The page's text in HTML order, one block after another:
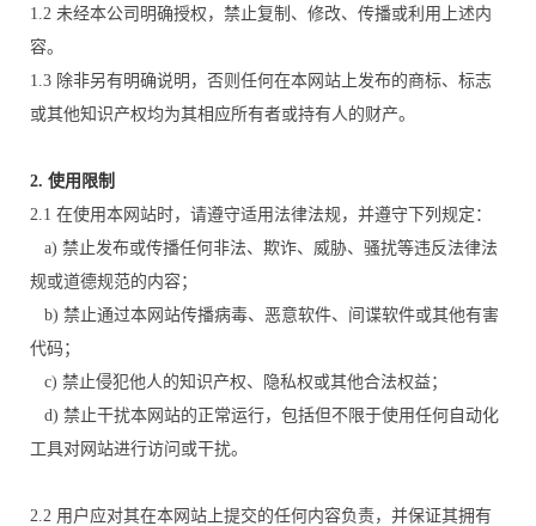
1.2 未经本公司明确授权，禁止复制、修改、传播或利用上述内
容。
1.3 除非另有明确说明，否则任何在本网站上发布的商标、标志
或其他知识产权均为其相应所有者或持有人的财产。
2. 使用限制
2.1 在使用本网站时，请遵守适用法律法规，并遵守下列规定：
a) 禁止发布或传播任何非法、欺诈、威胁、骚扰等违反法律法
规或道德规范的内容；
b) 禁止通过本网站传播病毒、恶意软件、间谍软件或其他有害
代码；
c) 禁止侵犯他人的知识产权、隐私权或其他合法权益；
d) 禁止干扰本网站的正常运行，包括但不限于使用任何自动化
工具对网站进行访问或干扰。
2.2 用户应对其在本网站上提交的任何内容负责，并保证其拥有